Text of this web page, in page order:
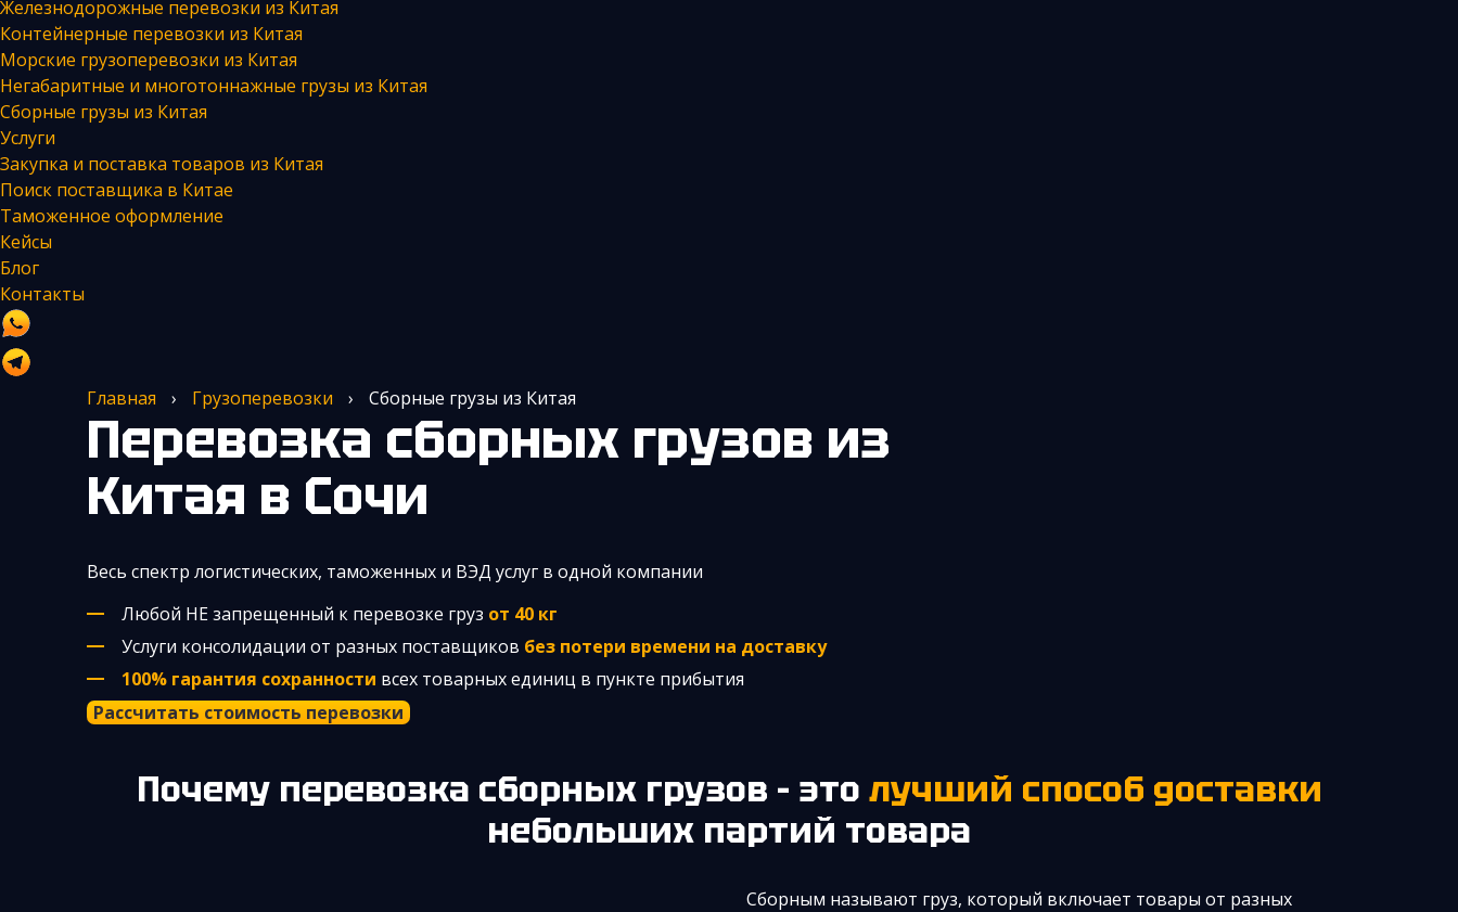
Железнодорожные перевозки из Китая
Контейнерные перевозки из Китая
Морские грузоперевозки из Китая
Негабаритные и многотоннажные грузы из Китая
Сборные грузы из Китая
Услуги
Закупка и поставка товаров из Китая
Поиск поставщика в Китае
Таможенное оформление
Кейсы
Блог
Контакты
Главная › Грузоперевозки › Сборные грузы из Китая
Перевозка сборных грузов из
Китая в Сочи
Весь спектр логистических, таможенных и ВЭД услуг в одной компании
Любой НЕ запрещенный к перевозке груз от 40 кг
Услуги консолидации от разных поставщиков без потери времени на доставку
100% гарантия сохранности всех товарных единиц в пункте прибытия
Рассчитать стоимость перевозки
Почему перевозка сборных грузов – это лучший способ доставки
небольших партий товара
Сборным называют груз, который включает товары от разных